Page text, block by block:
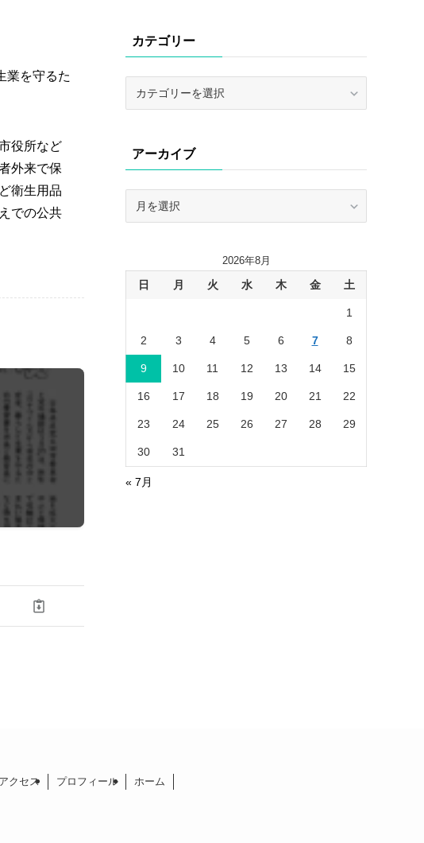
業を守るた
役所など
外来で保
衛生用品
での公共
カテゴリー
ーアーカイブ
2026年8月
日 月 火 水 木 金 土
1
2 3 4 5 6 7 8
9 10 11 12 13 14 15
16 17 18 19 20 21 22
23 24 25 26 27 28 29
30 31
« 7月
アクセス プロフィール ホーム